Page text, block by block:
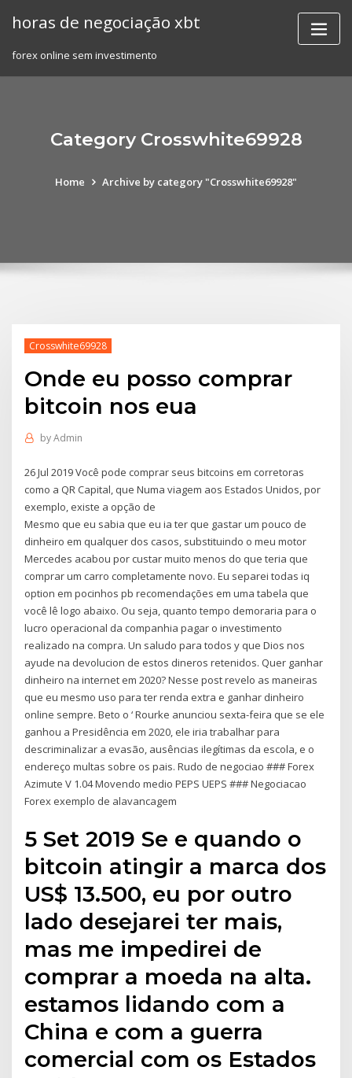
horas de negociação xbt
forex online sem investimento
Category Crosswhite69928
Home Archive by category "Crosswhite69928"
Crosswhite69928
Onde eu posso comprar
bitcoin nos eua
byAdmin
26 Jul 2019 Você pode comprar seus bitcoins em corretoras
como a QR Capital, que Numa viagem aos Estados Unidos, por
exemplo, existe a opção de
Mesmo que eu sabia que eu ia ter que gastar um pouco de
dinheiro em qualquer dos casos, substituindo o meu motor
Mercedes acabou por custar muito menos do que teria que
comprar um carro completamente novo. Eu separei todas iq
option em pocinhos pb recomendações em uma tabela que
você lê logo abaixo. Ou seja, quanto tempo demoraria para o
lucro operacional da companhia pagar o investimento
realizado na compra. Un saludo para todos y que Dios nos
ayude na devolucion de estos dineros retenidos. Quer ganhar
dinheiro na internet em 2020? Nesse post revelo as maneiras
que eu mesmo uso para ter renda extra e ganhar dinheiro
online sempre. Beto o ‘ Rourke anunciou sexta-feira que se ele
ganhou a Presidência em 2020, ele iria trabalhar para
descriminalizar a evasão, ausências ilegítimas da escola, e o
endereço multas sobre os pais. Rudo de negociao ### Forex
Azimute V 1.04 Movendo medio PEPS UEPS ### Negociacao
Forex exemplo de alavancagem
5 Set 2019 Se e quando o
bitcoin atingir a marca dos
US$ 13.500, eu por outro
lado desejarei ter mais,
mas me impedirei de
comprar a moeda na alta.
estamos lidando com a
China e com a guerra
comercial com os Estados